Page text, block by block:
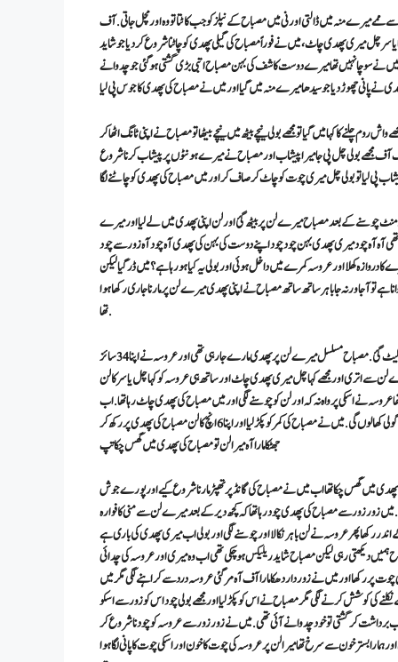
سے ممے میرے منہ میں ڈالتی اور نی میں مصباح کے نپلز کو جب کاٹتا تو وہ اور مچل جاتی. آف
چل میری پھدی چاٹ، میں نے فوراً مصباح کی گیلی پھدی کو چاٹنا شروع کر دیا جو شاید
نے سوچا نہیں تھا میرے دوست کاشف کی بہن مصباح اتبی بڑی گشتی ہو گئی جو چدوانے
میں گیا تو مجھے بولی نیچے بیپڑوسی کی بہنیں قسط نمبر 3اب مصباح نے مجھے واش روم چلنے کا کہا میں گیا تو مجھے بولی نیچے بیٹھ میں نیچے بیٹھا تو مصباح نے اپنی ٹانگ اٹھا کر
آف مجھے بولی چل پی جا میرا پیشاب اور مصباح نے میرے ہونٹوں پر پیشاب کرنا شروع
پھر ہم دونوں کمرے میں آگے مجھے مصباح نے کہا لیٹ جاؤ اور مصباح میرے اوپر آکر میرا لن چوسنے لگی 5 منٹ چوسنے کے بعد مصباح میرے لن پر بیٹھ گئ اور لن اپنی پھدی میں لے لیا اور میرے
آہ آہ چود میری پھدی بہن چود چود اپنے دوست کی بہن کی پھدی آہ چود آہ زور سے چود
کھلا اور عروسہ کمرے میں داخل ہوئی اور بولی یہ کیا ہو رہا ہے؟ میں ڈر گیا لیکن
تو آجا ورنہ جا باہر ساتھ ساتھ مصباح نے اپنی پھدی میرے لن پر مارنا جاری رکھا ہوا
تھا.
عروسہ ہمیں ننگا دیکھ کر شاید گرم ہو گئی تھی یہ سن کر عروسہ نے اپنے کپڑے اتار دیے اور میرے ساتھ آکر لیٹ گئ. مصباح مسلسل میرے لن پر پھدی مارے جا رہی تھی اور عروسہ نے اپنا 34 سائز
لن سے اتری اور مجھے کہا چل میری پھدی چاٹ اورساتھ ہی عروسہ کو کہا چل یاسر کا لن
نے اسکی پرواہ نہ کہ اور لن کو چوسنے لگی اور میں مصباح کی پھدی چاٹ رہا تھا. اب
مصباح گھوڑی بنی اور بولی چل میری چوت چود گھوڑی بنا کر اور اپنی منی میری پھدی میں نکالنا میں بعد میں گولی کھا لوں گی. میں نے مصباح کی کمر کو پکڑ لیا اور اپنا 6 انچ کا لن مصباح کی پھدی پر رکھ کر
جھٹکا مارا آہ میرا لن تو مصباح کی پھدی میں گھس چکا تپ
آہ میرا لن تو مصباح کی پھدی میں گھس چکا تھا اب میں نے مصباح کی گانڈ پر تھپڑ مارنا شروع کیے اور پورے جوش
زور زور سے مصباح کی پھدی چود رہا تھا کہ کچھ دیر کے بعد میرے لن سے منی کا فوارہ
رکھا پھر عروسہ نے لن باہر نکالا اور چوسنے لگی اور بولی اب میری پھدی کی باری ہے
لیٹا رہا 10 منٹ لن چوستی رہی عروسہ اور مصباح ہمیں دیکھتی رہی لیکن مصباح شاید ریلیکس ہو چکی تھی اب وہ میری اور عروسہ کی چدائی
پر رکھا اور میں نے زور دار دھکا مارا آف آہ مر گئی عروسہ درد سے کراہنے لگی مگر میں
نکلنے کی کوشش کرنے لگی مگر مصباح نے اس کو پکڑ لیا اور مجھے بولی چود اس کو زور سے اسکو
کر گشتی تو خود چدوانے آئی تھی. میں نے زور زور سے عروسہ کو چودنا شروع کر
ہمارا بستر خون سے سرخ تھا میرا لن پر عروسہ کی چوت کا خون اور اسکی چوت کا پانی لگا ہوا